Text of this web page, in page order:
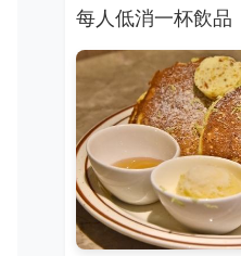
每人低消一杯飲品